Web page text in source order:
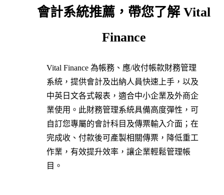
會計系統推薦，帶您了解 Vital
Finance
Vital Finance 為帳務、應/收付帳款財務管理
系統，提供會計及出納人員快速上手，以及
中英日文各式報表，適合中小企業及外商企
業使用。此財務管理系統具備高度彈性，可
自訂您專屬的會計科目及傳票輸入介面；在
完成收、付款後可產製相關傳票，降低重工
作業，有效提升效率，讓企業輕鬆管理帳
目。